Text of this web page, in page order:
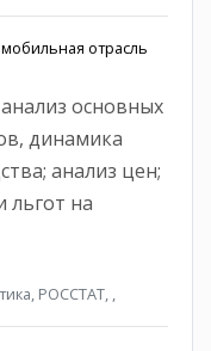
отрасль
основных
динамика
анализ цен;
на
РОССТАТ, ,